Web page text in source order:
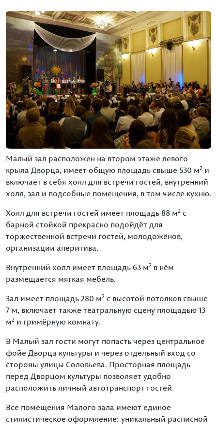
Малый зал расположен на втором этаже левого
крыла Дворца, имеет общую площадь свыше 530 м2 и
включает в себя холл для встречи гостей, внутренний
холл, зал и подсобные помещения, в том числе кухню.
Холл для встречи гостей имеет площадь 88 м2 с
барной стойкой прекрасно подойдёт для
торжественной встречи гостей, молодожёнов,
организации аперитива.
Внутренний холл имеет площадь 63 м2 в нём
размещается мягкая мебель.
Зал имеет площадь 280 м2 с высотой потолков свыше
7 м, включает также театральную сцену площадью 13
м2 и гримёрную комнату.
В Малый зал гости могут попасть через центральное
фойе Дворца культуры и через отдельный вход со
стороны улицы Соловьева. Просторная площадь
перед Дворцом культуры позволяет удобно
расположить личный автотранспорт гостей.
Все помещения Малого зала имеют единое
стилистическое оформление: уникальный расписной